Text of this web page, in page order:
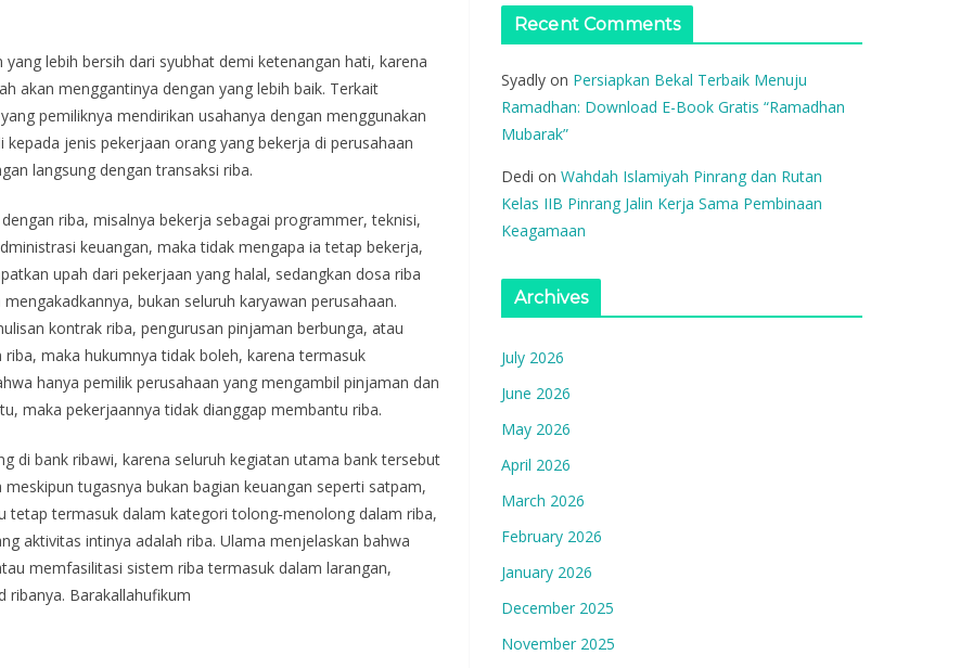
lebih bersih dari syubhat demi ketenangan hati, karena
akan menggantinya dengan yang lebih baik. Terkait
pemiliknya mendirikan usahanya dengan menggunakan
jenis pekerjaan orang yang bekerja di perusahaan
langsung dengan transaksi riba.
riba, misalnya bekerja sebagai programmer, teknisi,
keuangan, maka tidak mengapa ia tetap bekerja,
upah dari pekerjaan yang halal, sedangkan dosa riba
bukan seluruh karyawan perusahaan.
kontrak riba, pengurusan pinjaman berbunga, atau
maka hukumnya tidak boleh, karena termasuk
hanya pemilik perusahaan yang mengambil pinjaman dan
maka pekerjaannya tidak dianggap membantu riba.
di bank ribawi, karena seluruh kegiatan utama bank tersebut
tugasnya bukan bagian keuangan seperti satpam,
tetap termasuk dalam kategori tolong‑menolong dalam riba,
aktivitas intinya adalah riba. Ulama menjelaskan bahwa
memfasilitasi sistem riba termasuk dalam larangan,
ribanya. Barakallahufikum
Recent Comments
Syadly on Persiapkan Bekal Terbaik Menuju
Ramadhan: Download E-Book Gratis “Ramadhan
Mubarak”
Dedi on Wahdah Islamiyah Pinrang dan Rutan
Kelas IIB Pinrang Jalin Kerja Sama Pembinaan
Keagamaan
Archives
July 2026
June 2026
May 2026
April 2026
March 2026
February 2026
January 2026
December 2025
November 2025